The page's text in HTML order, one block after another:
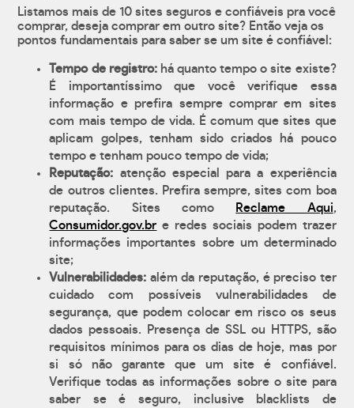
Listamos mais de 10 sites seguros e confiáveis pra você
comprar, deseja comprar em outro site? Então veja os
pontos fundamentais para saber se um site é confiável:
Tempo de registro:há quanto tempo o site existe?
É importantíssimo que você verifique essa
informação e prefira sempre comprar em sites
com mais tempo de vida. É comum que sites que
aplicam golpes, tenham sido criados há pouco
tempo e tenham pouco tempo de vida;
Reputação: atenção especial para a experiência
de outros clientes. Prefira sempre, sites com boa
reputação. Sites como
Reclame Aqui,
Consumidor.gov.br e redes sociais podem trazer
informações importantes sobre um determinado
site;
Vulnerabilidades: além da reputação, é preciso ter
cuidado com possíveis vulnerabilidades de
segurança, que podem colocar em risco os seus
dados pessoais. Presença de SSL ou HTTPS, são
requisitos mínimos para os dias de hoje, mas por
si só não garante que um site é confiável.
Verifique todas as informações sobre o site para
saber se é seguro, inclusive blacklists de